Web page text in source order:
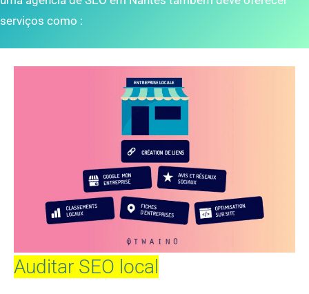
serviços como :
Auditar SEO local